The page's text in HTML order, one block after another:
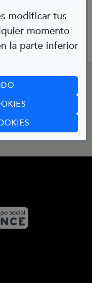
modificar tus
momento
la parte inferior